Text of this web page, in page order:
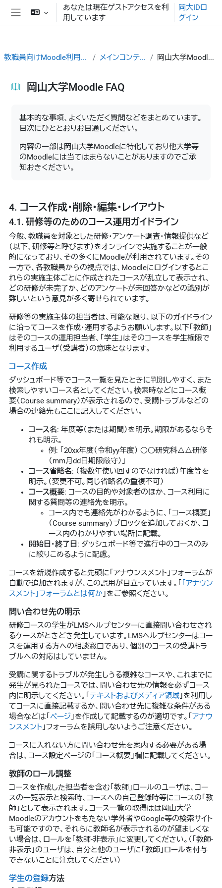
メインコンテンツへスキップする
サイドパネル
あなたは現在ゲストアクセスを利
用しています
岡大IDロ
グイン
岡山大学Moodle FAQ
基本的な事項、よくいただく質問などをまとめています。
目次にひととおりお目通しください。
内容の一部は岡山大学Moodleに特化しており他大学等
のMoodleには当てはまらないことがありますのでご承
知おきください。
4. コース作成・削除・編集・レイアウト
4.1. 研修等のためのコース運用ガイドライン
今般、教職員を対象とした研修・アンケート調査・情報提供など
（以下、研修等と呼びます）をオンラインで実施することが一般
的になっており、その多くにMoodleが利用されています。その
一方で、各教職員からの視点では、Moodleにログインするとこ
れらの実施主体ごとに作成されたコースが乱立して表示され、
どの研修が未完了か、どのアンケートが未回答かなどの識別が
難しいという意見が多く寄せられています。
研修等の実施主体の担当者は、可能な限り、以下のガイドライン
に沿ってコースを作成・運用するようお願いします。以下「教師」
はそのコースの運用担当者、「学生」はそのコースを学生権限で
利用するユーザ（受講者）の意味となります。
コース作成
ダッシュボード等でコース一覧を見たときに判別しやすく、また
検索しやすいコース名としてください。検索時などにコース概
要（Course summary）が表示されるので、受講トラブルなどの
場合の連絡先もここに記入してください。
コース名: 年度等（または期間）を明示。期限があるならそ
れも明示。
例: 「20xx年度（令和yy年度） ○○研究科△△研修
（mm月dd日期限厳守）」
コース省略名: （複数年使い回すのでなければ）年度等を
明示。（変更不可。同じ省略名の重複不可）
コース概要: コースの目的や対象者のほか、コース利用に
関する質問等の連絡先を明示。
コース内でも連絡先がわかるように、「コース概要」
（Course summary）ブロックを追加しておくか、コ
ース内のわかりやすい場所に記載。
開始日・終了日 : ダッシュボード等で進行中のコースのみ
に絞りこめるように配慮。
コースを新規作成すると先頭に「アナウンスメント」フォーラムが
自動で追加されますが、この誤用が目立っています。「
「アナウン
スメント」フォーラムとは何か 」をご参照ください。
問い合わせ先の明示
研修コースの学生がLMSヘルプセンターに直接問い合わせされ
るケースがときどき発生しています。LMSヘルプセンターはコー
スを運用する方への相談窓口であり、個別のコースの受講トラ
ブルへの対応はしていません。
受講に関するトラブルが発生しうる複雑なコースや、これまでに
発生が見られたコースでは、問い合わせ先の情報を必ずコース
内に明示してください。「 テキストおよびメディア領域 」を利用し
てコースに直接記載するか、問い合わせ先に複雑な条件がある
場合などは「 ページ 」を作成して記載するのが適切です。「 アナウ
ンスメント 」フォーラムを誤用しないようご注意ください。
コースに入れない方に問い合わせ先を案内する必要がある場
合は、コース設定ページの「コース概要」欄に記載してください。
教師のロール調整
コースを作成した担当者を含む「教師」ロールのユーザは、コー
スの一覧表示と検索時、コースへの自己登録時等にコースの「教
師」として表示されます。コース一覧の取得はは岡山大学
Moodleのアカウントをもたない学外者やGoogle等の検索サイト
も可能ですので、それらに教師名が表示されるのが望ましくな
い場合は、ロールを「教師-非表示」に変更してください。（「教師-
非表示」のユーザは、自分と他のユーザに「教師」ロールを付与
できないことに注意してください）
学生の登録方法